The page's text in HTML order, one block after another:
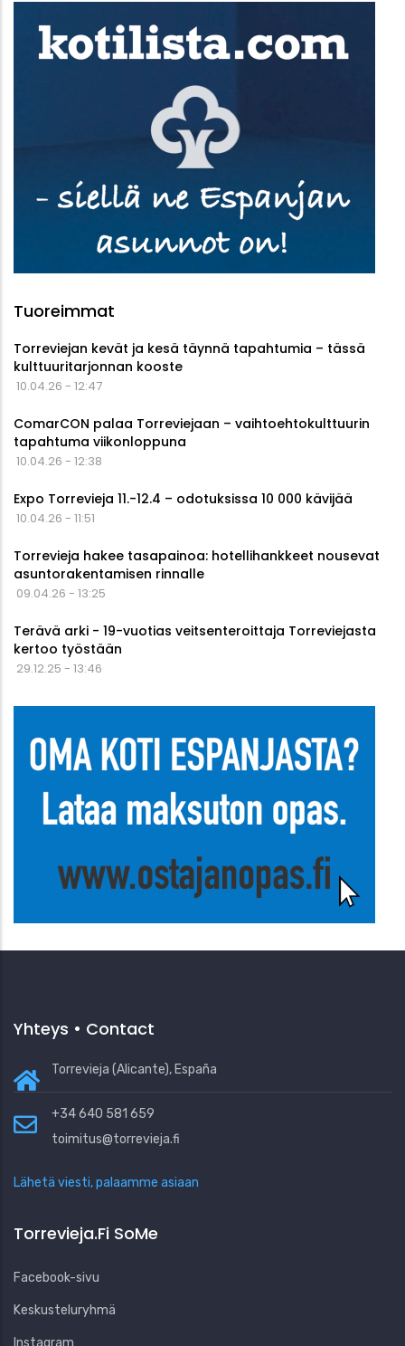
Tuoreimmat
Torreviejan kevät ja kesä täynnä tapahtumia – tässä
kulttuuritarjonnan kooste
10.04.26 - 12:47
ComarCON palaa Torreviejaan – vaihtoehtokulttuurin
tapahtuma viikonloppuna
10.04.26 - 12:38
Expo Torrevieja 11.-12.4 – odotuksissa 10 000 kävijää
10.04.26 - 11:51
Torrevieja hakee tasapainoa: hotellihankkeet nousevat
asuntorakentamisen rinnalle
09.04.26 - 13:25
Terävä arki - 19-vuotias veitsenteroittaja Torreviejasta
kertoo työstään
29.12.25 - 13:46
Yhteys • Contact
Torrevieja (Alicante), España
+34 640 581 659
toimitus@torrevieja.fi
Lähetä viesti, palaamme asiaan
Torrevieja.fi SoMe
Facebook-sivu
Keskusteluryhmä